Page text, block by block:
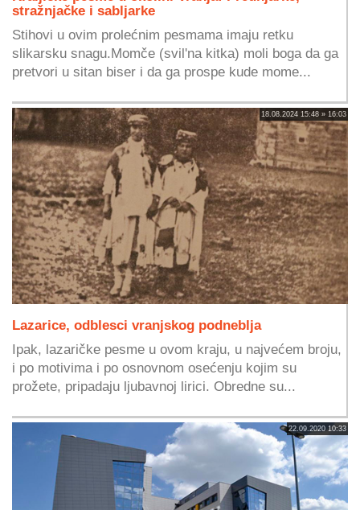
stražnjačke i sabljarke
Stihovi u ovim prolećnim pesmama imaju retku
slikarsku snagu.Momče (svil'na kitka) moli boga da ga
pretvori u sitan biser i da ga prospe kude mome...
18.08.2024 15:48 » 16:03
Lazarice, odblesci vranjskog podneblja
Ipak, lazaričke pesme u ovom kraju, u najvećem broju,
i po motivima i po osnovnom osećenju kojim su
prožete, pripadaju ljubavnoj lirici. Obredne su...
22.09.2020 10:33